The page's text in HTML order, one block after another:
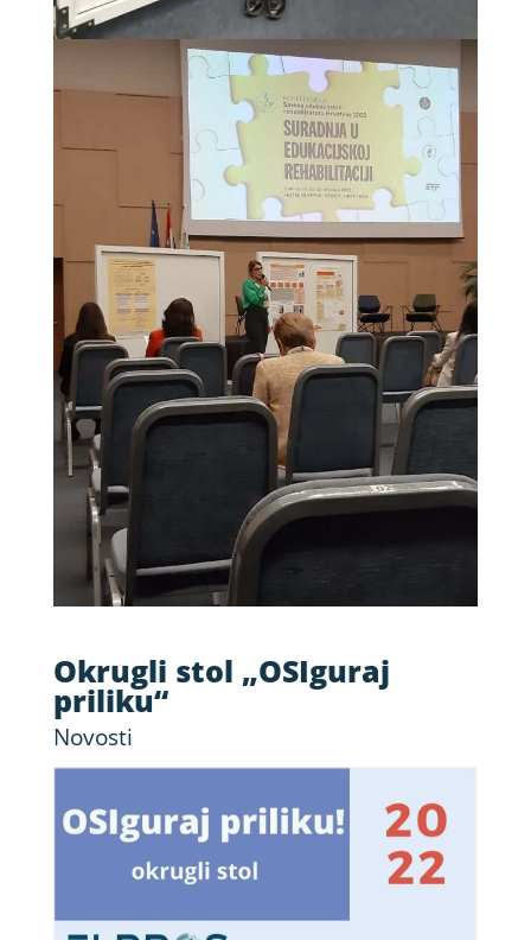
Okrugli stol „OSIguraj
priliku“
Novosti